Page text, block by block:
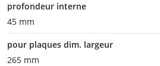
profondeur interne
45 mm
pour plaques dim. largeur
265 mm